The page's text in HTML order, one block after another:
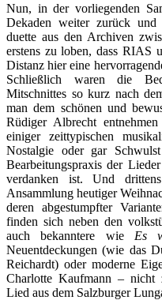
Nun, in der vorliegenden
Dekaden weiter zurück und
duette aus den Archiven
erstens zu loben, dass RIAS
Distanz hier eine
Schließlich waren die
Mitschnittes so kurz nach
man dem schönen und
Rüdiger Albrecht
einiger zeittypischen
Nostalgie oder gar
Bearbeitungspraxis der
verdanken ist. Und
Ansammlung heutiger
deren abgestumpfter
finden sich neben den
auch bekanntere wie Es
Neuentdeckungen (wie das
Reichardt) oder moderne
Charlotte Kaufmann – nicht
Lied aus dem Salzburger